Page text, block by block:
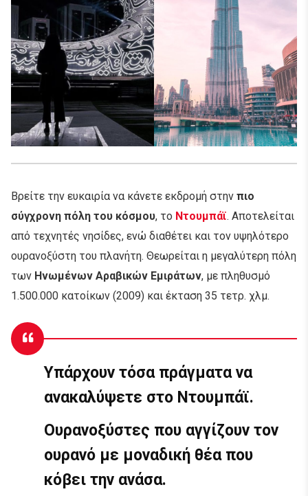
Βρείτε την ευκαιρία να κάνετε εκδρομή στην πιο
σύγχρονη πόλη του κόσμου, το Ντουμπάϊ. Αποτελείται
από τεχνητές νησίδες, ενώ διαθέτει και τον υψηλότερο
ουρανοξύστη του πλανήτη. Θεωρείται η μεγαλύτερη πόλη
των Ηνωμένων Αραβικών Εμιράτων, με πληθυσμό
1.500.000 κατοίκων (2009) και έκταση 35 τετρ. χλμ.
Υπάρχουν τόσα πράγματα να
ανακαλύψετε στο Ντουμπάϊ.
Ουρανοξύστες που αγγίζουν τον
ουρανό με μοναδική θέα που
κόβει την ανάσα.